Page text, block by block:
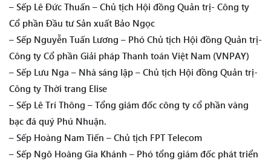
– Sếp Lê Đức Thuấn – Chủ tịch Hội đồng Quản trị- Công ty
Cổ phần Đầu tư Sản xuất Bảo Ngọc
– Sếp Nguyễn Tuấn Lương – Phó Chủ tịch Hội đồng Quản trị-
Công ty Cổ phần Giải pháp Thanh toán Việt Nam (VNPAY)
– Sếp Lưu Nga – Nhà sáng lập – Chủ tịch Hội đồng Quản trị-
Công ty Thời trang Elise
– Sếp Lê Trí Thông – Tổng giám đốc công ty cổ phần vàng
bạc đá quý Phú Nhuận.
– Sếp Hoàng Nam Tiến – Chủ tịch FPT Telecom
– Sếp Ngô Hoàng Gia Khánh – Phó tổng giám đốc phát triển